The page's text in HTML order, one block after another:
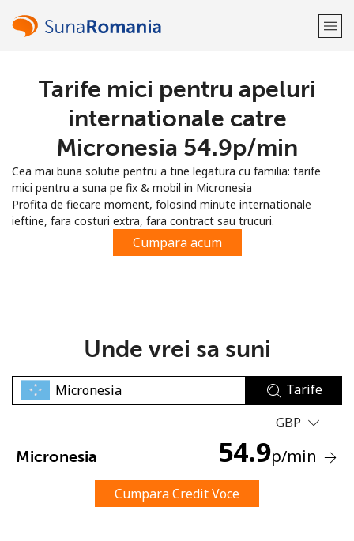
Bine-ai venit!
Inregistreaza-te cu
Minim 8 litere
Tarife mici pentru apeluri
internationale catre
Micronesia ⁦54.9p⁩/min
Cea mai buna solutie pentru a tine legatura cu familia: tarife
mici pentru a suna pe fix & mobil in Micronesia
Profita de fiecare moment, folosind minute internationale
ieftine, fara costuri extra, fara contract sau trucuri.
Cumpara acum
Unde vrei sa suni
Tarife
GBP
Micronesia 54.9p/min
Cumpara Credit Voce